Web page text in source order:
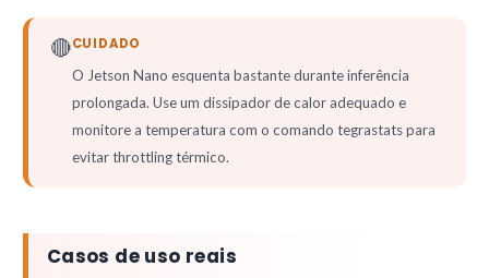
🔴CUIDADO
O Jetson Nano esquenta bastante durante inferência
prolongada. Use um dissipador de calor adequado e
monitore a temperatura com o comando tegrastats para
evitar throttling térmico.
Casos de uso reais